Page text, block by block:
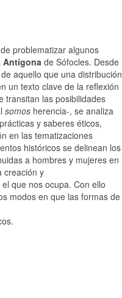
problematizar algunos
Antígona de Sófocles. Desde
aquello que una distribución
un texto clave de la reflexión
transitan las posibilidades
somos herencia-, se analiza
y saberes éticos,
en las tematizaciones
históricos se delinean los
a hombres y mujeres en
creación y
que nos ocupa. Con ello
modos en que las formas de